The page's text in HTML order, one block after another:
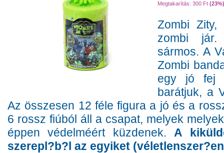
Megtakarítás: 300 Ft (23%)
Zombi
zombi
sármos. A
Zombi
egy jó fej
barátjuk, a
Az összesen 12 féle figura a jó és a
6 rossz fiúból áll a csapat, melyek
éppen védelméért küzdenek. A
szerepl?b?l az egyiket